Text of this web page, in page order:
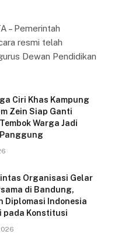
– Pemerintah
resmi telah
Dewan Pendidikan
Ciri Khas Kampung
Zein Siap Ganti
Warga Jadi
Organisasi Gelar
di Bandung,
Diplomasi Indonesia
pada Konstitusi